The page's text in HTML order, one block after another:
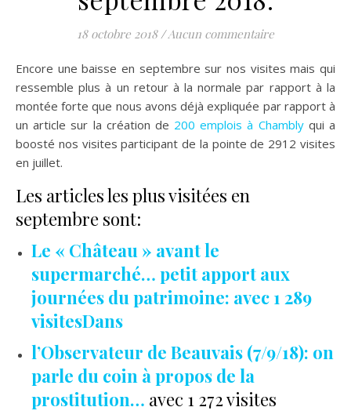
18 octobre 2018 /Aucun commentaire
Encore une baisse en septembre sur nos visites mais qui
ressemble plus à un retour à la normale par rapport à la
montée forte que nous avons déjà expliquée par rapport à
un article sur la création de 200 emplois à Chamblyqui a
boosté nos visites participant de la pointe de 2912 visites
en juillet.
Les articles les plus visitées en
septembre sont:
Le « Château » avant le
supermarché… petit apport aux
journées du patrimoine: avec 1 289
visitesDans
l’Observateur de Beauvais (7/9/18): on
parle du coin à propos de la
prostitution… avec 1 272 visites